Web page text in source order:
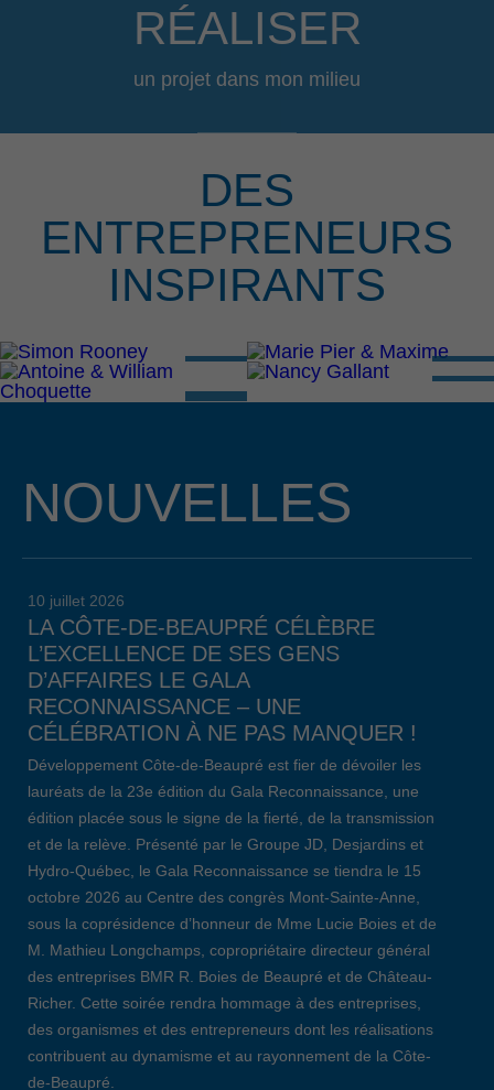
RÉALISER
un projet dans mon milieu
DES
ENTREPRENEURS
INSPIRANTS
NOUVELLES
10 juillet 2026
LA CÔTE-DE-BEAUPRÉ CÉLÈBRE
L’EXCELLENCE DE SES GENS
D’AFFAIRES LE GALA
RECONNAISSANCE – UNE
CÉLÉBRATION À NE PAS MANQUER !
Développement Côte-de-Beaupré est fier de dévoiler les
lauréats de la 23e édition du Gala Reconnaissance, une
édition placée sous le signe de la fierté, de la transmission
et de la relève. Présenté par le Groupe JD, Desjardins et
Hydro-Québec, le Gala Reconnaissance se tiendra le 15
octobre 2026 au Centre des congrès Mont-Sainte-Anne,
sous la coprésidence d’honneur de Mme Lucie Boies et de
M. Mathieu Longchamps, copropriétaire directeur général
des entreprises BMR R. Boies de Beaupré et de Château-
Richer. Cette soirée rendra hommage à des entreprises,
des organismes et des entrepreneurs dont les réalisations
contribuent au dynamisme et au rayonnement de la Côte-
de-Beaupré.